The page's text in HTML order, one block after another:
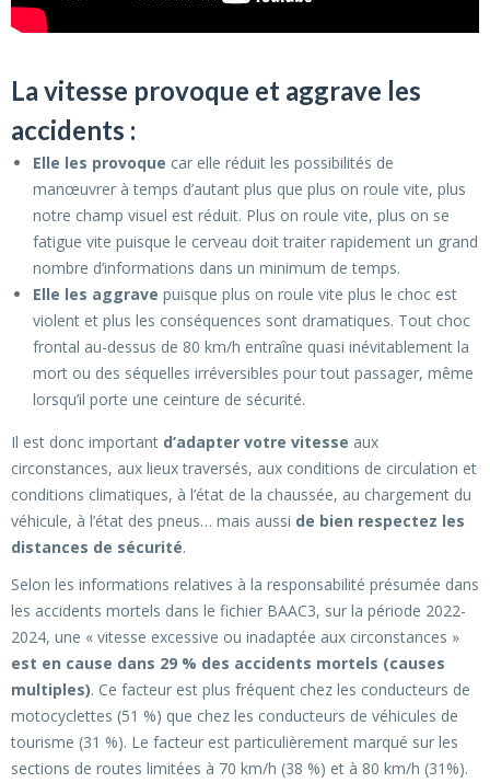
La vitesse provoque et aggrave les
accidents :
Elle les provoque car elle réduit les possibilités de
manœuvrer à temps d’autant plus que plus on roule vite, plus
notre champ visuel est réduit. Plus on roule vite, plus on se
fatigue vite puisque le cerveau doit traiter rapidement un grand
nombre d’informations dans un minimum de temps.
Elle les aggrave puisque plus on roule vite plus le choc est
violent et plus les conséquences sont dramatiques. Tout choc
frontal au-dessus de 80 km/h entraîne quasi inévitablement la
mort ou des séquelles irréversibles pour tout passager, même
lorsqu’il porte une ceinture de sécurité.
Il est donc important d’adapter votre vitesse aux
circonstances, aux lieux traversés, aux conditions de circulation et
conditions climatiques, à l’état de la chaussée, au chargement du
véhicule, à l’état des pneus… mais aussi de bien respectez les
distances de sécurité.
Selon les informations relatives à la responsabilité présumée dans
les accidents mortels dans le fichier BAAC3, sur la période 2022-
2024, une « vitesse excessive ou inadaptée aux circonstances »
est en cause dans 29 % des accidents mortels (causes
multiples). Ce facteur est plus fréquent chez les conducteurs de
motocyclettes (51 %) que chez les conducteurs de véhicules de
tourisme (31 %). Le facteur est particulièrement marqué sur les
sections de routes limitées à 70 km/h (38 %) et à 80 km/h (31%).